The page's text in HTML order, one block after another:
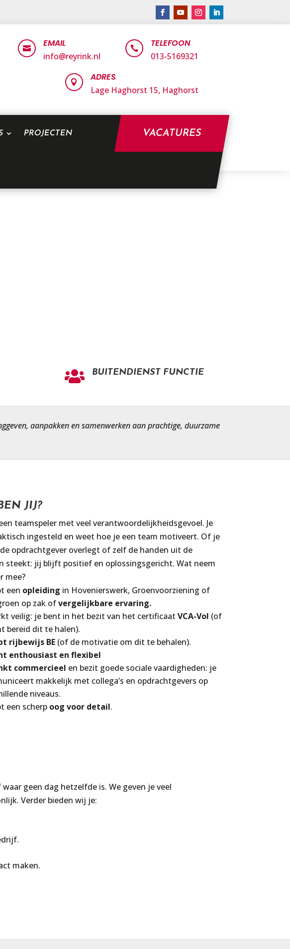
 EMAIL
info@reyrink.nl
 TELEFOON
013-5169321
 ADRES
Lage Haghorst 15, Haghorst
PROJECTEN VACATURES
 BUITENDIENST FUNCTIE
aanpakken en samenwerken aan prachtige, duurzame
JIJ?
teamspeler met veel verantwoordelijkheidsgevoel. Je
ingesteld en weet hoe je een team motiveert. Of je
opdrachtgever overlegt of zelf de handen uit de
steekt: jij blijft positief en oplossingsgericht. Wat neem
mee?
een opleiding in Hovenierswerk, Groenvoorziening of
op zak ofvergelijkbare ervaring.
veilig: je bent in het bezit van het certificaat VCA-Vol (of
bereid dit te halen).
rijbewijs BE(of de motivatie om dit te behalen).
enthousiast en flexibel
commercieel en bezit goede sociale vaardigheden: je
makkelijk met collega’s en opdrachtgevers op
niveaus.
een scherp oog voor detail.
geen dag hetzelfde is. We geven je veel
Verder bieden wij je:
maken.